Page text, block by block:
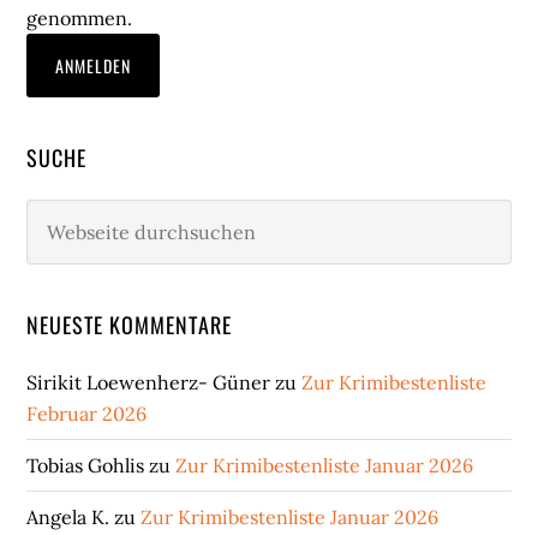
genommen.
SUCHE
durchsuchen
NEUESTE KOMMENTARE
Sirikit Loewenherz- Güner zuZur Krimibestenliste
Februar 2026
Tobias Gohlis zuZur Krimibestenliste Januar 2026
Angela K. zuZur Krimibestenliste Januar 2026